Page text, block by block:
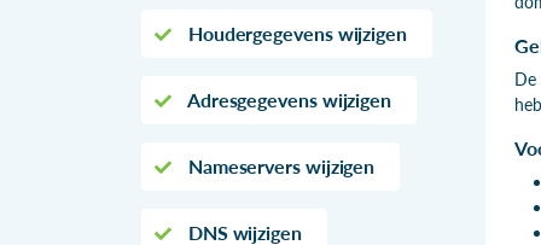
Houdergegevens wijzigen
Adresgegevens wijzigen
Nameservers wijzigen
DNS wijzigen
De